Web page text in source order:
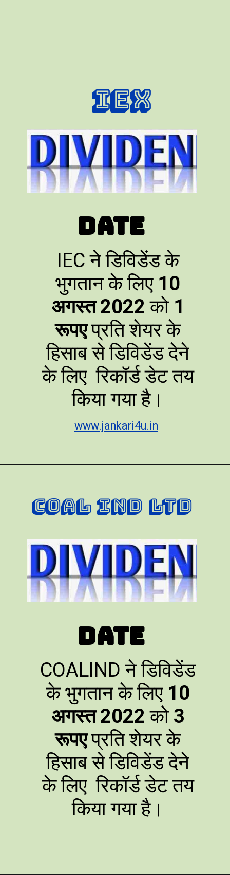
IEX
Date
IEC ने डिविडेंड के
भुगतान के लिए 10
अगस्त 2022को 1
रूपएप्रति शेयर के
हिसाब से डिविडेंड देने
के लिए रिकॉर्ड डेट तय
किया गया है।
www.jankari4u.in
COAL Ind Ltd
Date
COALIND ने डिविडेंड
के भुगतान के लिए 10
अगस्त 2022को 3
रूपएप्रति शेयर के
हिसाब से डिविडेंड देने
के लिए रिकॉर्ड डेट तय
किया गया है।